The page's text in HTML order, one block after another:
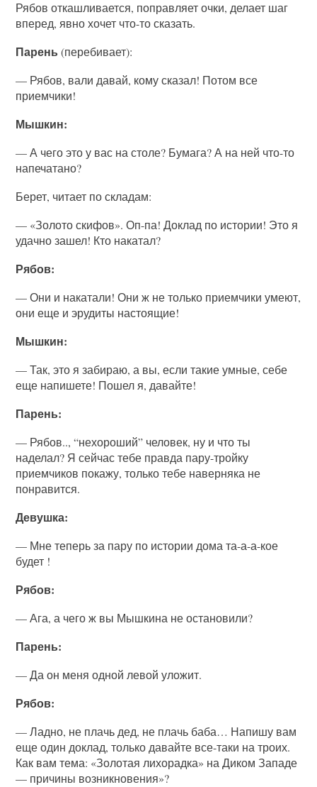
Рябов откашливается, поправляет очки, делает шаг
вперед, явно хочет что-то сказать.
Парень (перебивает):
— Рябов, вали давай, кому сказал! Потом все
приемчики!
Мышкин:
— А чего это у вас на столе? Бумага? А на ней что-то
напечатано?
Берет, читает по складам:
— «Золото скифов». Оп-па! Доклад по истории! Это я
удачно зашел! Кто накатал?
Рябов:
— Они и накатали! Они ж не только приемчики умеют,
они еще и эрудиты настоящие!
Мышкин:
— Так, это я забираю, а вы, если такие умные, себе
еще напишете! Пошел я, давайте!
Парень:
— Рябов.., “нехороший” человек, ну и что ты
наделал? Я сейчас тебе правда пару-тройку
приемчиков покажу, только тебе наверняка не
понравится.
Девушка:
— Мне теперь за пару по истории дома та-а-а-кое
будет !
Рябов:
— Ага, а чего ж вы Мышкина не остановили?
Парень:
— Да он меня одной левой уложит.
Рябов:
— Ладно, не плачь дед, не плачь баба… Напишу вам
еще один доклад, только давайте все-таки на троих.
Как вам тема: «Золотая лихорадка» на Диком Западе
— причины возникновения»?